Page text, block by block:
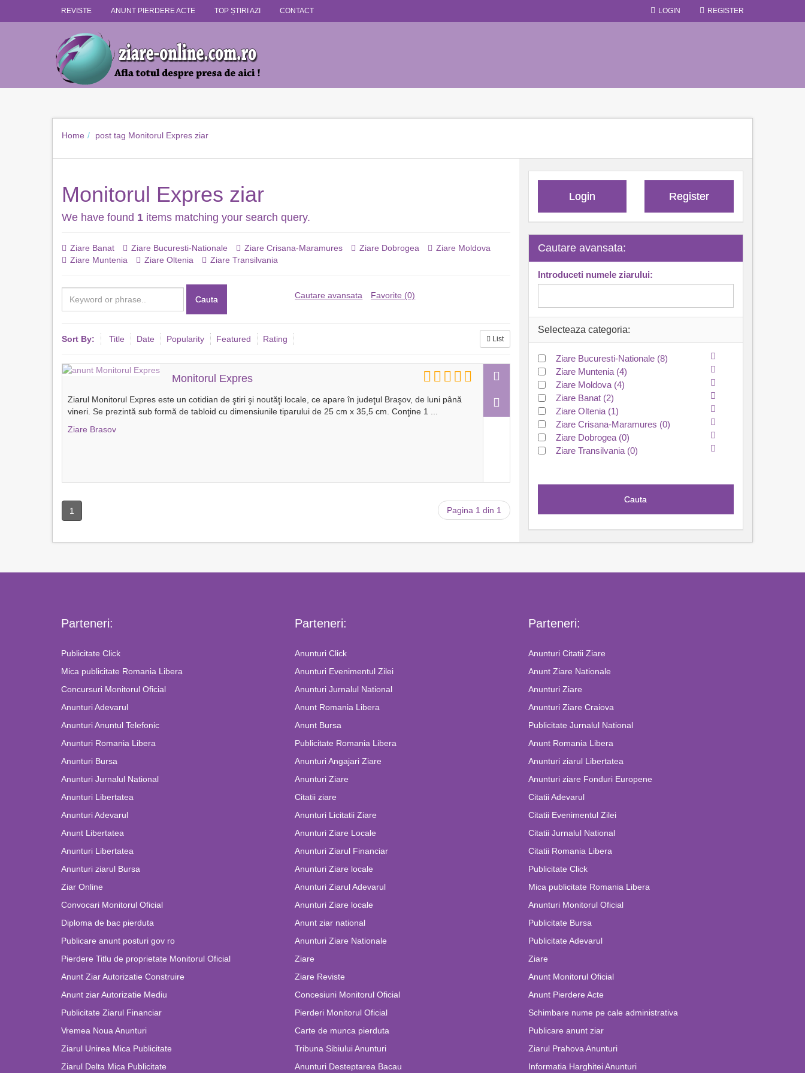
LOGIN REGISTER
REVISTE ANUNT PIERDERE ACTE TOP ȘTIRI AZI CONTACT
Home post tag Monitorul Expres ziar
Monitorul Expres ziar
We have found 1 items matching your search query.
Ziare Banat Ziare Bucuresti-Nationale Ziare Crisana-Maramures Ziare Dobrogea
Ziare Moldova
Ziare Muntenia
Ziare Oltenia Ziare Transilvania
Cauta Cautare avansata Favorite (0)
Sort By: Title Date Popularity Featured Rating List
Monitorul Expres
Ziarul Monitorul Expres este un cotidian de ştiri şi noutăţi locale, ce apare în judeţul Braşov, de luni până
vineri. Se prezintă sub formă de tabloid cu dimensiunile tiparului de 25 cm x 35,5 cm. Conţine 1
Ziare Brasov
1 Pagina 1 din 1
Login Register
Cautare avansata:
Introduceti numele ziarului:
Selecteaza categoria:
Ziare Bucuresti-Nationale (8)
Ziare Muntenia (4)
Ziare Moldova (4)
Ziare Banat (2)
Ziare Oltenia (1)
Ziare Crisana-Maramures (0)
Ziare Dobrogea (0)
Ziare Transilvania (0)
Cauta
Parteneri:
Publicitate Click
Mica publicitate Romania Libera
Concursuri Monitorul Oficial
Anunturi Adevarul
Anunturi Anuntul Telefonic
Anunturi Romania Libera
Anunturi Bursa
Anunturi Jurnalul National
Anunturi Libertatea
Anunturi Adevarul
Anunt Libertatea
Anunturi Libertatea
Anunturi ziarul Bursa
Ziar Online
Convocari Monitorul Oficial
Diploma de bac pierduta
Publicare anunt posturi gov ro
Pierdere Titlu de proprietate Monitorul Oficial
Anunt Ziar Autorizatie Construire
Anunt ziar Autorizatie Mediu
Publicitate Ziarul Financiar
Vremea Noua Anunturi
Ziarul Unirea Mica Publicitate
Ziarul Delta Mica Publicitate
Parteneri:
Anunturi Click
Anunturi Evenimentul Zilei
Anunturi Jurnalul National
Anunt Romania Libera
Anunt Bursa
Publicitate Romania Libera
Anunturi Angajari Ziare
Anunturi Ziare
Citatii ziare
Anunturi Licitatii Ziare
Anunturi Ziare Locale
Anunturi Ziarul Financiar
Anunturi Ziare locale
Anunturi Ziarul Adevarul
Anunturi Ziare locale
Anunt ziar national
Anunturi Ziare Nationale
Ziare
Ziare Reviste
Concesiuni Monitorul Oficial
Pierderi Monitorul Oficial
Carte de munca pierduta
Tribuna Sibiului Anunturi
Anunturi Desteptarea Bacau
Parteneri:
Anunturi Citatii Ziare
Anunt Ziare Nationale
Anunturi Ziare
Anunturi Ziare Craiova
Publicitate Jurnalul National
Anunt Romania Libera
Anunturi ziarul Libertatea
Anunturi ziare Fonduri Europene
Citatii Adevarul
Citatii Evenimentul Zilei
Citatii Jurnalul National
Citatii Romania Libera
Publicitate Click
Mica publicitate Romania Libera
Anunturi Monitorul Oficial
Publicitate Bursa
Publicitate Adevarul
Ziare
Anunt Monitorul Oficial
Anunt Pierdere Acte
Schimbare nume pe cale administrativa
Publicare anunt ziar
Ziarul Prahova Anunturi
Informatia Harghitei Anunturi